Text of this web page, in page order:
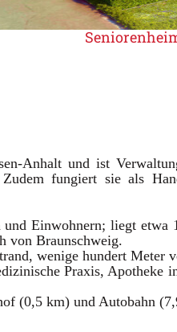
Anhalt und ist
fungiert sie als
Einwohnern; liegt
von Braunschweig.
wenige hundert Meter
Praxis,
(0,5 km) und Autobahn